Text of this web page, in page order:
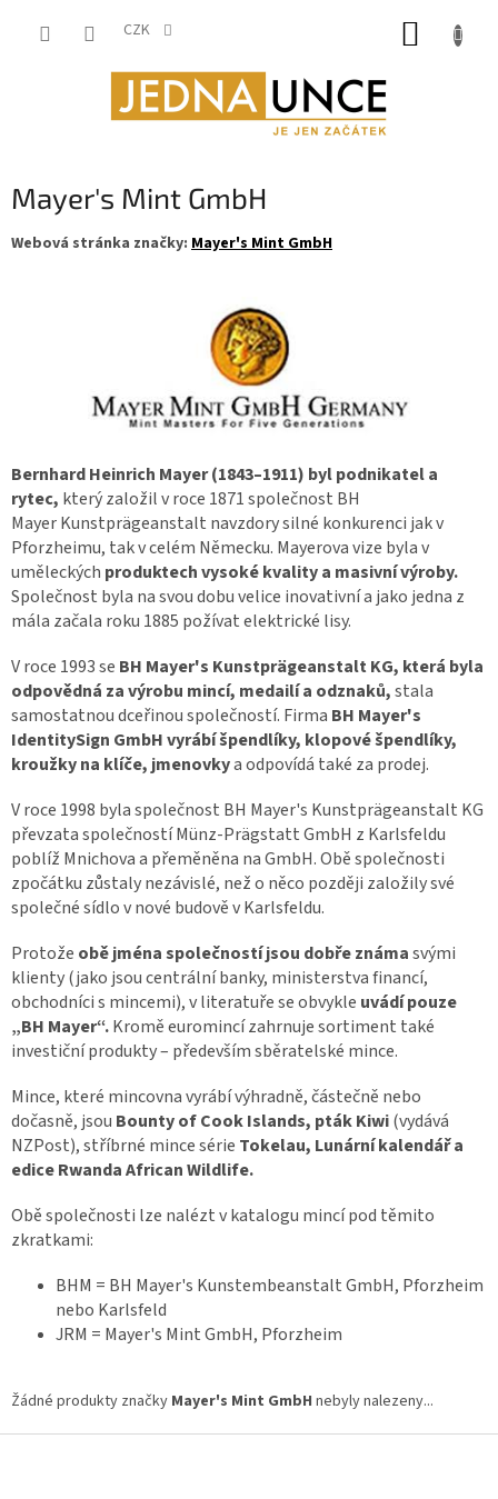
CZK
Mayer's Mint GmbH
Webová stránka značky: Mayer's Mint GmbH
Bernhard Heinrich Mayer (1843–1911) byl podnikatel a
rytec, který založil v roce 1871 společnost BH
Mayer Kunstprägeanstalt navzdory silné konkurenci jak v
Pforzheimu, tak v celém Německu. Mayerova vize byla v
uměleckých produktech vysoké kvality a masivní výroby.
Společnost byla na svou dobu velice inovativní a jako jedna z
mála začala roku 1885 požívat elektrické lisy.
V roce 1993 se BH Mayer's Kunstprägeanstalt KG, která byla
odpovědná za výrobu mincí, medailí a odznaků,stala
samostatnou dceřinou společností. Firma BH Mayer's
IdentitySign GmbH vyrábí špendlíky, klopové špendlíky,
kroužky na klíče, jmenovkya odpovídá také za prodej.
V roce 1998 byla společnost BH Mayer's Kunstprägeanstalt KG
převzata společností Münz-Prägstatt GmbH z Karlsfeldu
poblíž Mnichova a přeměněna na GmbH. Obě společnosti
zpočátku zůstaly nezávislé, než o něco později založily své
společné sídlo v nové budově v Karlsfeldu.
Protože obě jména společností jsou dobře známasvými
klienty (jako jsou centrální banky, ministerstva financí,
obchodníci s mincemi), v literatuře se obvykle uvádí pouze
„BH Mayer“.Kromě euromincí zahrnuje sortiment také
investiční produkty – především sběratelské mince.
Mince, které mincovna vyrábí výhradně, částečně nebo
dočasně, jsou Bounty of Cook Islands, pták Kiwi(vydává
NZPost), stříbrné mince série Tokelau, Lunární kalendář a
edice Rwanda African Wildlife.
Obě společnosti lze nalézt v katalogu mincí pod těmito
zkratkami:
BHM = BH Mayer's Kunstembeanstalt GmbH, Pforzheim
nebo Karlsfeld
JRM = Mayer's Mint GmbH, Pforzheim
Žádné produkty značky Mayer's Mint GmbH nebyly nalezeny...